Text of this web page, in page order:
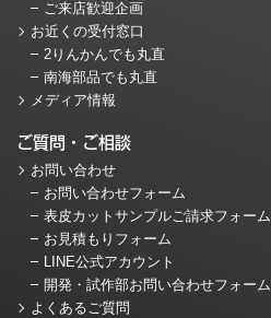
ご来店歓迎企画
お近くの受付窓口
2りんかんでも丸直
南海部品でも丸直
メディア情報
ご質問・ご相談
お問い合わせ
お問い合わせフォーム
表皮カットサンプルご請求フォーム
お見積もりフォーム
LINE公式アカウント
開発・試作部お問い合わせフォーム
よくあるご質問